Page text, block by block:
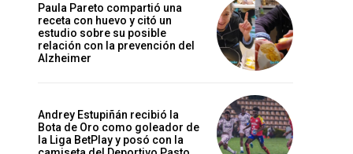
Paula Pareto compartió una
receta con huevo y citó un
estudio sobre su posible
relación con la prevención del
Alzheimer
Andrey Estupiñán recibió la
Bota de Oro como goleador de
la Liga BetPlay y posó con la